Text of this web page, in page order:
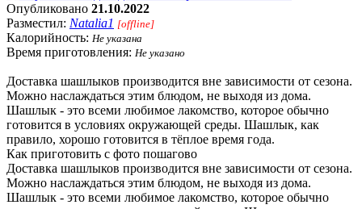
Опубликовано 21.10.2022
Разместил: Natalia1 [offline]
Калорийность: Не указана
Время приготовления: Не указано
Доставка шашлыков производится вне зависимости от сезона.
Можно наслаждаться этим блюдом, не выходя из дома.
Шашлык - это всеми любимое лакомство, которое обычно
готовится в условиях окружающей среды. Шашлык, как
правило, хорошо готовится в тёплое время года.
Как приготовить с фото пошагово
Доставка шашлыков производится вне зависимости от сезона.
Можно наслаждаться этим блюдом, не выходя из дома.
Шашлык - это всеми любимое лакомство, которое обычно